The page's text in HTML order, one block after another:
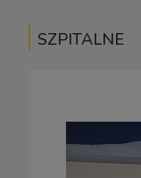
SZPITALNE